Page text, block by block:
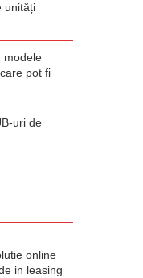
unități
modele
pot fi
uri de
online
in leasing